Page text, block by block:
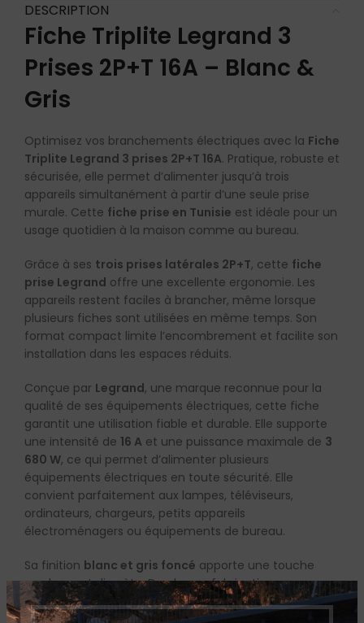
DESCRIPTION
Fiche Triplite Legrand 3
Prises 2P+T 16A – Blanc &
Gris
Optimisez vos branchements électriques avec la Fiche
Triplite Legrand 3 prises 2P+T 16A. Pratique, robuste et
sécurisée, elle permet d’alimenter jusqu’à trois
appareils simultanément à partir d’une seule prise
murale. Cette fiche prise en Tunisie est idéale pour un
usage quotidien à la maison comme au bureau.
Grâce à ses trois prises latérales 2P+T, cette fiche
prise Legrand offre une excellente ergonomie. Les
appareils restent faciles à brancher, même lorsque
plusieurs fiches sont utilisées en même temps. Son
format compact limite l’encombrement et facilite son
installation dans les espaces réduits.
Conçue par Legrand, une marque reconnue pour la
qualité de ses équipements électriques, cette fiche
garantit une utilisation fiable et durable. Elle supporte
une intensité de 16 A et une puissance maximale de 3
680 W, ce qui permet d’alimenter plusieurs
équipements électriques en toute sécurité. Elle
convient parfaitement aux lampes, téléviseurs,
ordinateurs, chargeurs, petits appareils
électroménagers ou équipements de bureau.
Sa finition blanc et gris foncé apporte une touche
moderne et discrète. De plus, sa fabrication en
matériaux résistants assure une excellente tenue dans
le temps, même en cas d’utilisation intensive. Son